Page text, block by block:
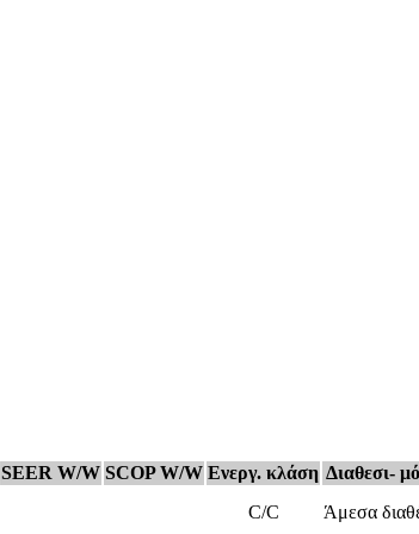
SEER W/W SCOP W/W Ενεργ. κλάση Διαθεσι-
C/C Άμεσα